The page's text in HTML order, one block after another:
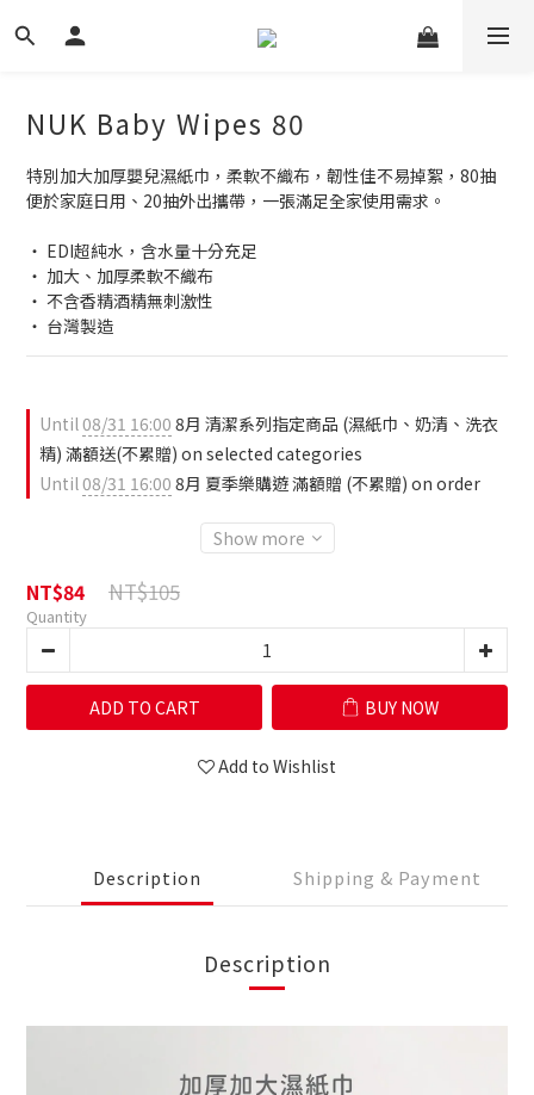
NUK Baby Wipes 80
特別加大加厚嬰兒濕紙巾，柔軟不織布，韌性佳不易掉絮，80抽
便於家庭日用、20抽外出攜帶，一張滿足全家使用需求。
‧ EDI超純水，含水量十分充足
‧ 加大、加厚柔軟不織布
‧ 不含香精酒精無刺激性
‧ 台灣製造
Until08/31 16:00 8月 清潔系列指定商品 (濕紙巾、奶清、洗衣
精) 滿額送(不累贈) on selected categories
Until08/31 16:00 8月 夏季樂購遊 滿額贈 (不累贈) on order
Show more
NT$84 NT$105
Quantity
ADD TO CART BUY NOW
Add to Wishlist
Description Shipping & Payment
Description